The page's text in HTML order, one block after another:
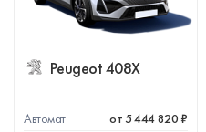
Peugeot 408X
Автомат от 5 444 820 ₽